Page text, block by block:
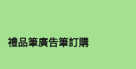
禮品筆廣告筆訂購